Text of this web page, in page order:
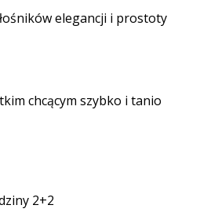
elegancji i prostoty
chcącym szybko i tanio
2+2